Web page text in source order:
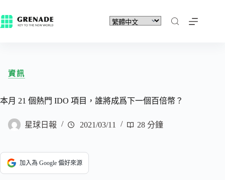
資訊
本月 21 個熱門 IDO 項目，誰將成爲下一個百倍幣？
星球日報 2021/03/11 28 分鐘
加入為 Google 偏好來源